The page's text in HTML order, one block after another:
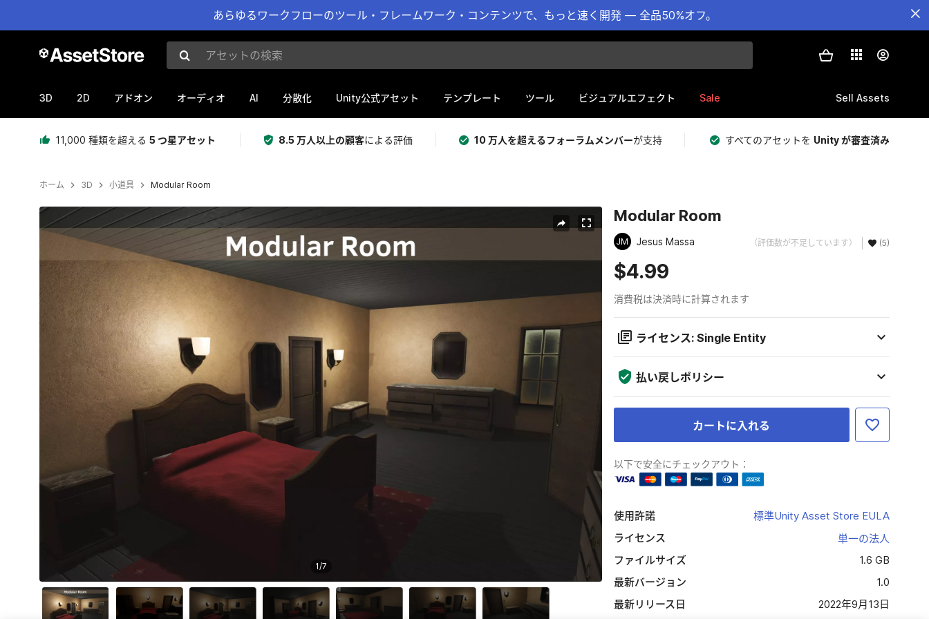
あらゆるワークフローのツール・フレームワーク・コンテンツで、もっと速く開発 — 全品50%オフ。
アセットの検索
3D 2D アドオン オーディオ AI 分散化 Unity公式アセット テンプレート ツール ビジュアルエフェクト Sale Sell Assets
11,000 種類を超える 5 つ星アセット 8.5 万人以上の顧客による評価 10 万人を超えるフォーラムメンバーが支持 すべてのアセットを Unity が審査済み
ホーム 3D 小道具 Modular Room
現在のスライド：1 / 7
1/7
Modular Room
JM Jesus Massa （評価数が不足しています） (5)
$4.99
消費税は決済時に計算されます
ライセンス: Single Entity
払い戻しポリシー
カートに入れる
以下で安全にチェックアウト：
使用許諾
標準Unity Asset Store EULA
ライセンス
単一の法人
ファイルサイズ
1.6 GB
最新バージョン
1.0
最新リリース日
2022年9月13日